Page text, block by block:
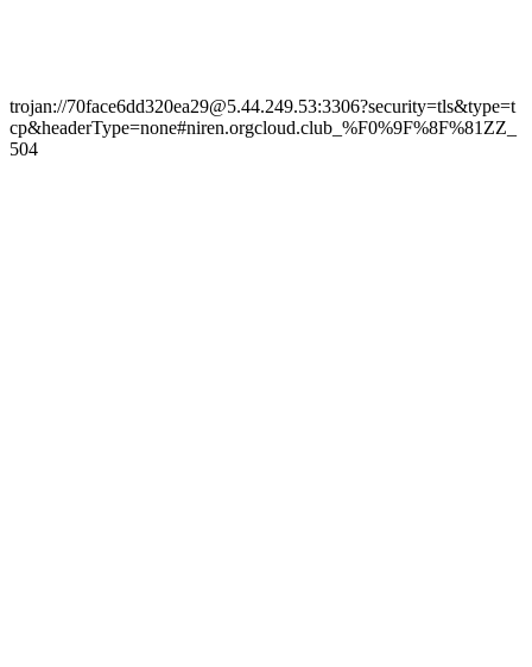
trojan://70face6dd320ea29@5.44.249.53:3306?security=tls&type=t
cp&headerType=none#niren.orgcloud.club_%F0%9F%8F%81ZZ_
504